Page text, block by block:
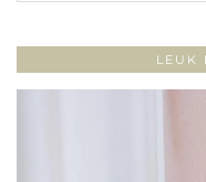
LEUK